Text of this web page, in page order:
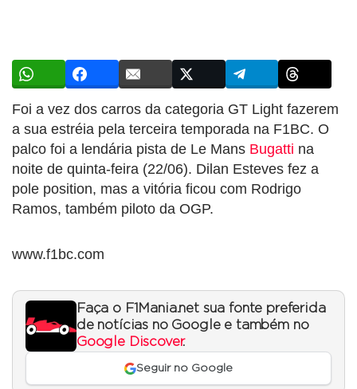
Foi a vez dos carros da categoria GT Light fazerem
a sua estréia pela terceira temporada na F1BC. O
palco foi a lendária pista de Le Mans Bugatti na
noite de quinta-feira (22/06). Dilan Esteves fez a
pole position, mas a vitória ficou com Rodrigo
Ramos, também piloto da OGP.
www.f1bc.com
Faça o F1Mania.net sua fonte preferida
de notícias no Google e também no
Google Discover.
Seguir no Google